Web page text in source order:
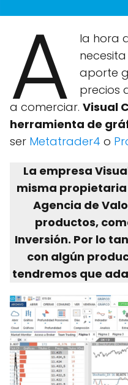
A
la hora
aporte
precios
a comerciar. Visual
herramienta de
ser Metatrader4 o
La empresa
misma propietaria
Agencia de
productos,
Inversión. Por lo
con algún
tendremos que